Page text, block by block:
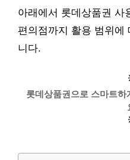
아래에서 롯데상품권 사
편의점까지 활용 범위에
니다.
롯데상품권으로 스마트하